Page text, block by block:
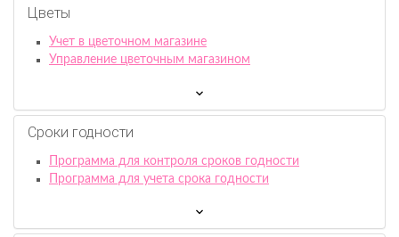
Цветы
Учет в цветочном магазине
Управление цветочным магазином
Сроки годности
Программа для контроля сроков годности
Программа для учета срока годности